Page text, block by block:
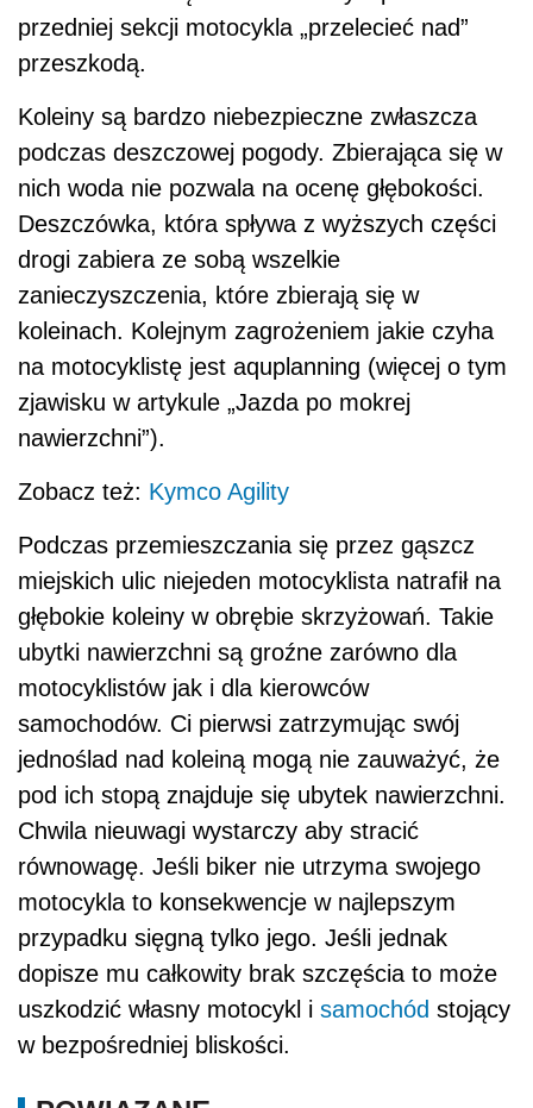
przedniej sekcji motocykla „przelecieć nad”
przeszkodą.
Koleiny są bardzo niebezpieczne zwłaszcza
podczas deszczowej pogody. Zbierająca się w
nich woda nie pozwala na ocenę głębokości.
Deszczówka, która spływa z wyższych części
drogi zabiera ze sobą wszelkie
zanieczyszczenia, które zbierają się w
koleinach. Kolejnym zagrożeniem jakie czyha
na motocyklistę jest aquplanning (więcej o tym
zjawisku w artykule „Jazda po mokrej
nawierzchni”).
Zobacz też: Kymco Agility
Podczas przemieszczania się przez gąszcz
miejskich ulic niejeden motocyklista natrafił na
głębokie koleiny w obrębie skrzyżowań. Takie
ubytki nawierzchni są groźne zarówno dla
motocyklistów jak i dla kierowców
samochodów. Ci pierwsi zatrzymując swój
jednoślad nad koleiną mogą nie zauważyć, że
pod ich stopą znajduje się ubytek nawierzchni.
Chwila nieuwagi wystarczy aby stracić
równowagę. Jeśli biker nie utrzyma swojego
motocykla to konsekwencje w najlepszym
przypadku sięgną tylko jego. Jeśli jednak
dopisze mu całkowity brak szczęścia to może
uszkodzić własny motocykl i samochód stojący
w bezpośredniej bliskości.